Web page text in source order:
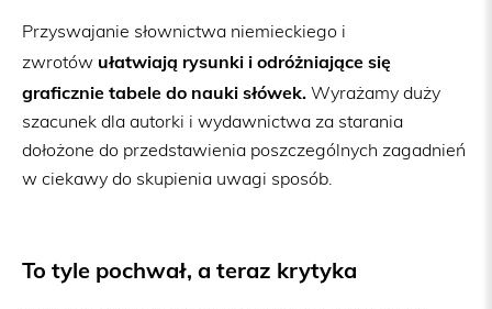
Przyswajanie słownictwa niemieckiego i
zwrotów ułatwiają rysunki i odróżniające się
graficznie tabele do nauki słówek. Wyrażamy duży
szacunek dla autorki i wydawnictwa za starania
dołożone do przedstawienia poszczególnych zagadnień
w ciekawy do skupienia uwagi sposób.
To tyle pochwał, a teraz krytyka